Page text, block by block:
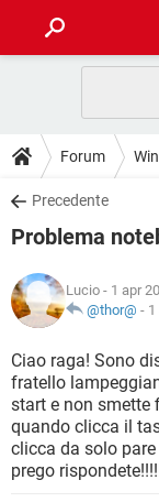
INTRATTENIMENTO
iOS
INSTAGRAM
TIKTOK
HARDWARE
GUIDE
COVID-19
INSTAGRAM
TIKTOK
HARDWARE
DOWNLOAD
COVID-19
INTRATTENIMENTO
iOS
INSTAGRAM
TIKTOK
HARDWARE
COVID-19
INTRATTENIMENTO
iOS
INSTAGRAM
TIKTOK
HARDWARE
GLOSSARIO
COVID-19
INTRATTENIMENTO
iOS
INSTAGRAM
Forum
Precedente
Problema
Lucio - 1 apr
@thor@ - 1
Ciao raga! Sono
fratello
start e non smette
quando clicca il
clicca da solo
prego